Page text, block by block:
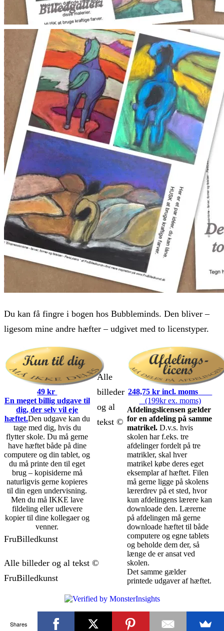
Du kan få fingre i bogen hos Bubbleminds. Den bliver –
ligesom mine andre hæfter – udgivet med to licenstyper.
49 kr
En meget billig udgave til
dig, der selv vil eje
hæftet.Den udgave kan du
tage med dig, hvis du
flytter skole. Du må gerne
have hæftet både på dine
computere og din tablet, og
du må printe den til eget
brug – kopisiderne må
naturligvis gerne kopieres
til din egen undervisning.
Men du må IKKE lave
fildeling eller udlevere
kopier til dine kollegaer og
venner.
248,75 kr incl. moms
(199kr ex. moms)
Afdelingslicensen gælder
for en afdeling på samme
matrikel.D.v.s. hvis
skolen har f.eks. tre
afdelinger fordelt på tre
matrikler, skal hver
matrikel købe deres eget
eksemplar af hæftet. Filen
må gerne ligge på skolens
lærerdrev på et sted, hvor
kun afdelingens lærere kan
downloade den. Lærerne
på afdelingen må gerne
downloade hæftet til både
computere og egne tablets
og beholde dem der, så
længe de er ansat ved
skolen.
Det samme gælder
printede udgaver af hæftet.
Alle
billeder
og al
tekst ©
FruBilledkunst
Alle billeder og al tekst ©
FruBilledkunst
Shares